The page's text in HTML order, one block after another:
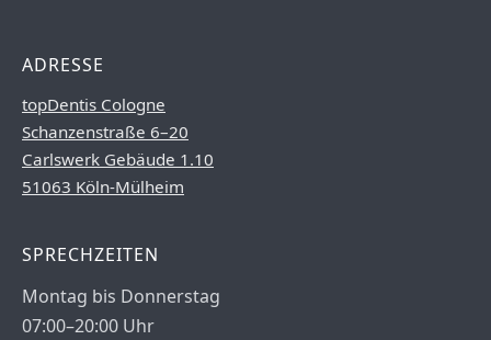
ADRESSE
topDentis Cologne
Schanzenstraße 6–20
Carlswerk Gebäude 1.10
51063 Köln-Mülheim
SPRECHZEITEN
Montag bis Donnerstag
07:00–20:00 Uhr